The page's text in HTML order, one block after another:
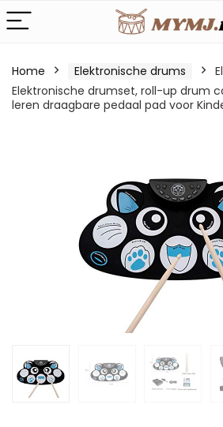
Home Elektronische drums
Elektronische drumset, roll-up drum
leren draagbare pedaal pad voor